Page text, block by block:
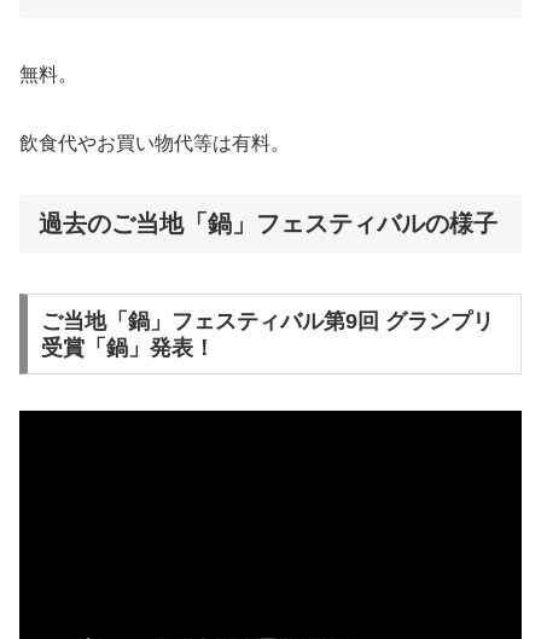
無料。
飲食代やお買い物代等は有料。
過去のご当地「鍋」フェスティバルの様子
ご当地「鍋」フェスティバル第9回 グランプリ
受賞「鍋」発表！